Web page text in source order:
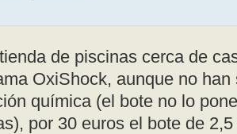
de piscinas cerca de
OxiShock, aunque no
química (el bote no lo
por 30 euros el bote de